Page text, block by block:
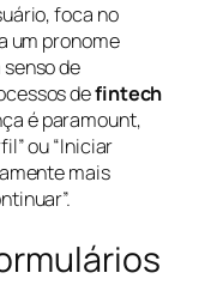
foca no
um pronome
de
defintech
é paramount,
ou “Iniciar
mais